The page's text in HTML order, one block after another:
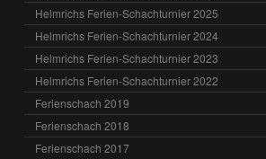
Helmrichs Ferien-Schachturnier 2025
Helmrichs Ferien-Schachturnier 2024
Helmrichs Ferien-Schachturnier 2023
Helmrichs Ferien-Schachturnier 2022
Ferienschach 2019
Ferienschach 2018
Ferienschach 2017